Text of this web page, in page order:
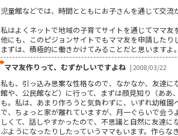
児童館などでは、時間とともにお子さんを通じて交流
私はよくネットで地域の子育てサイトを通じてママ友
他にも、このピジョンサイトでもママ友を申請したり
まずは、積極的に働きかけてみることだと思いますよ。
ママ友作りって、むずかしいですよね | 2008/03/22
私も、引っ込み思案な性格なので、なかなか、友達
館や、公民館など）に行って、まずは顔見知り（あ
も。私は、あまり作ろうと気負わずに、いずれ幼稚
で、ちょっと家が離れていますが、月一ぐらいで会
しくて、話しやすかったので、不思議と自然に友達
ぶようになったりしたっていうママもいます。作ら